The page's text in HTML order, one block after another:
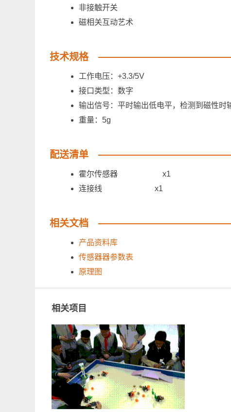
非接触开关
磁相关互动艺术
技术规格
工作电压：+3.3/5V
接口类型：数字
输出信号：平时输出低电平，检测到磁性时
重量：5g
配送清单
霍尔传感器 x1
连接线 x1
相关文档
产品资料库
传感器器参数表
原理图
相关项目